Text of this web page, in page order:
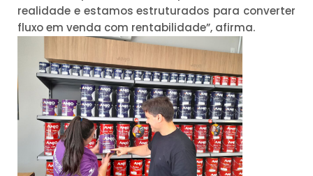
realidade e estamos estruturados para converter
fluxo em venda com rentabilidade”, afirma.